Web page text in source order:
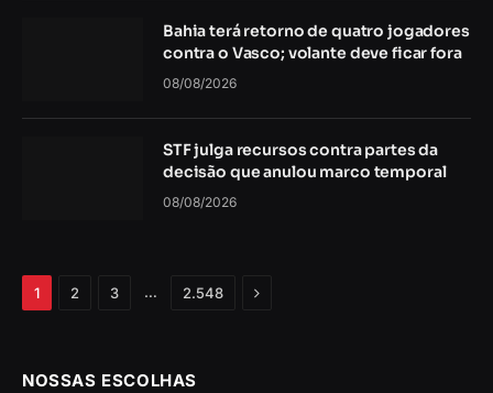
Bahia terá retorno de quatro jogadores
contra o Vasco; volante deve ficar fora
08/08/2026
STF julga recursos contra partes da
decisão que anulou marco temporal
08/08/2026
1 2 3 … 2.548 Próximo
NOSSAS ESCOLHAS